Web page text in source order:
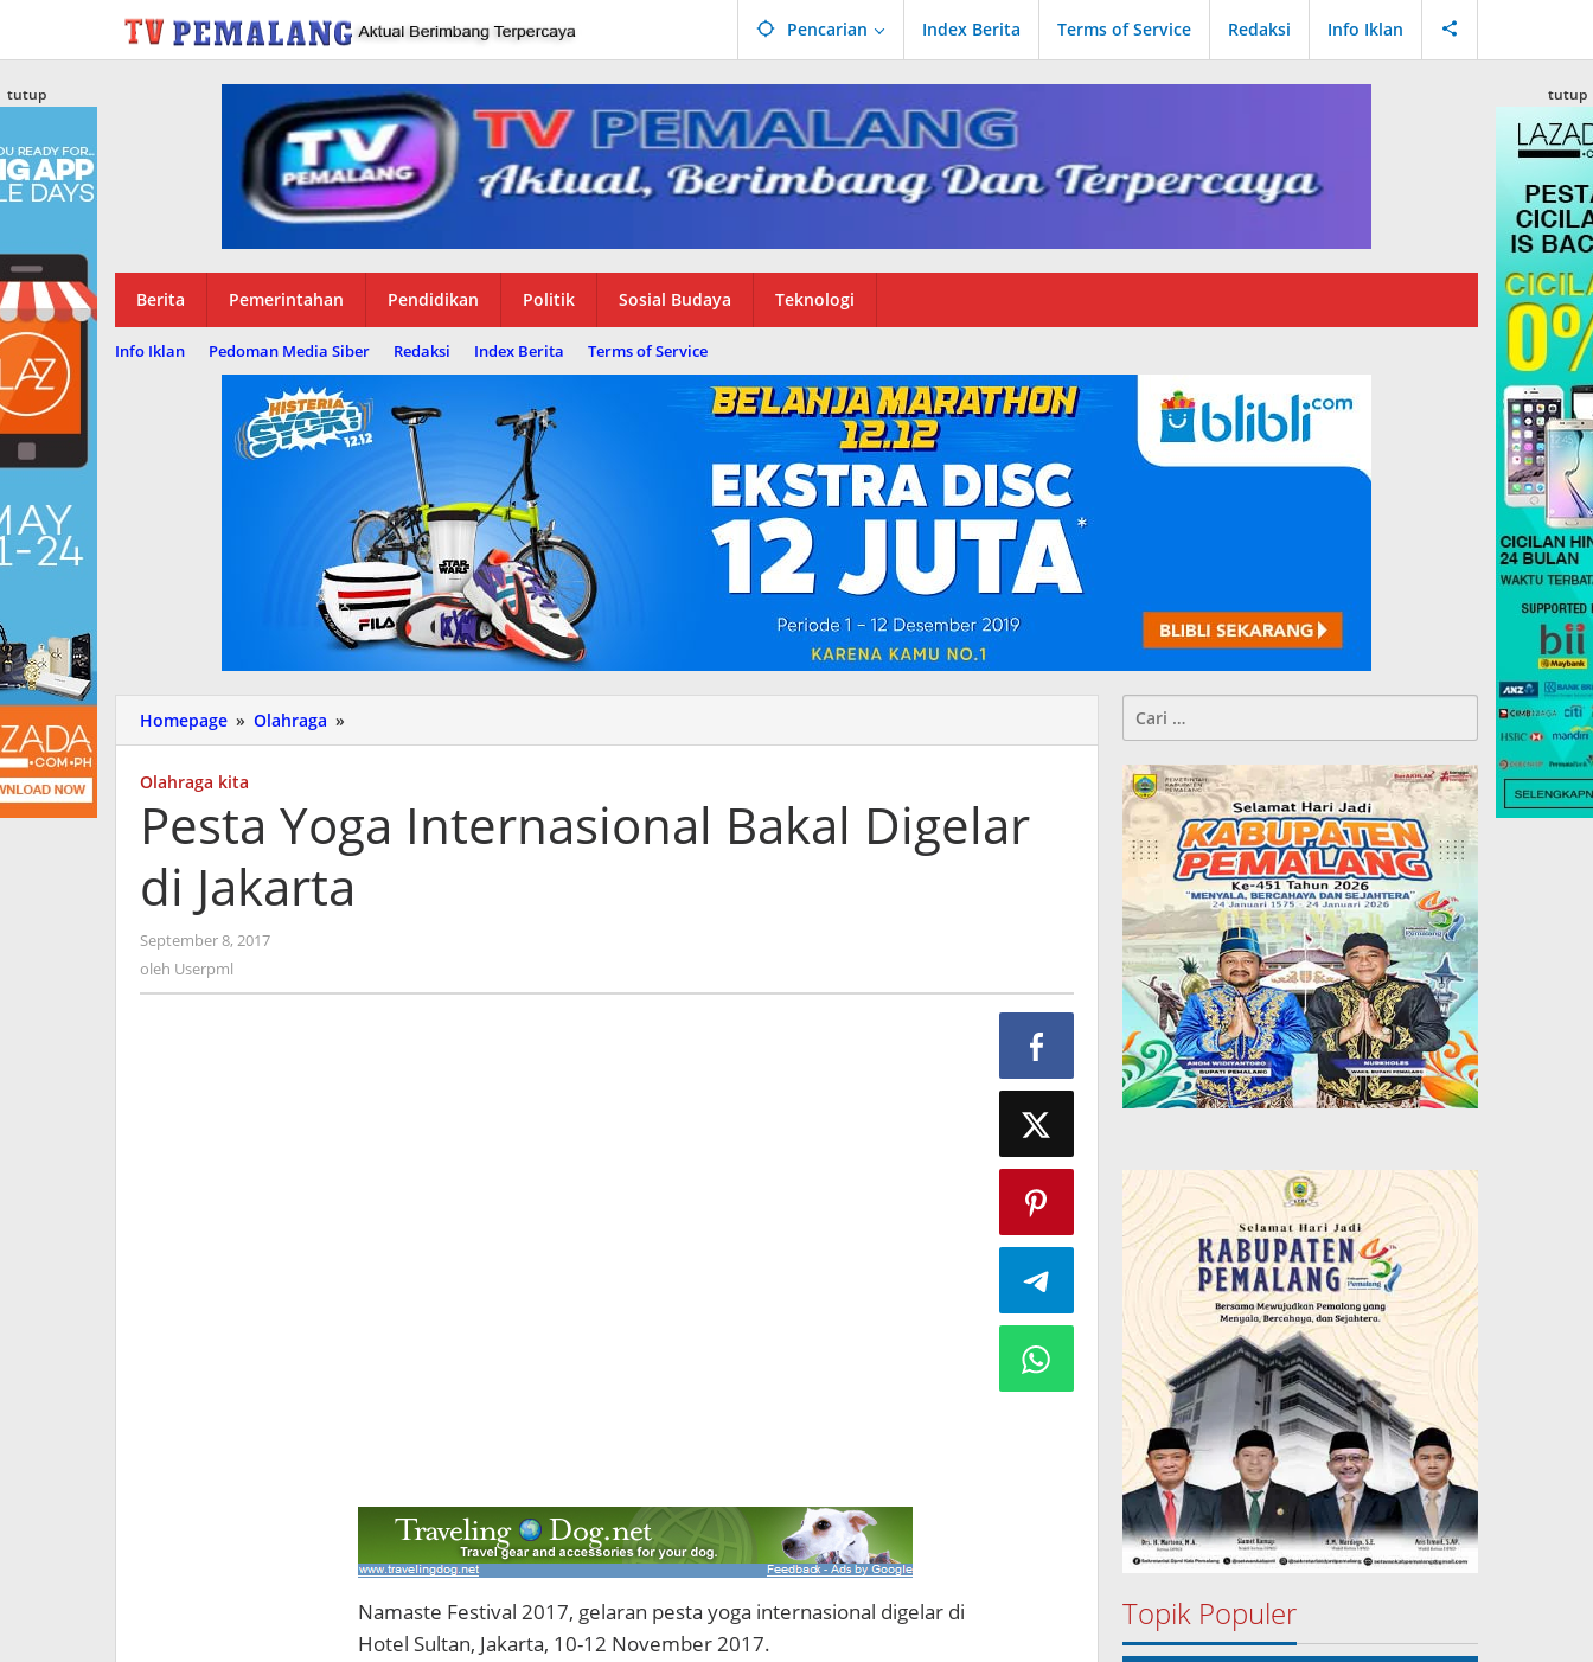
konten
Pencarian Index Berita Terms of Service Redaksi Info Iklan
Berita Pemerintahan Pendidikan Politik Sosial Budaya Teknologi
Info Iklan Pedoman Media Siber Redaksi Index Berita Terms of Service
tutup tutup
Homepage » Olahraga »
Yoga
Digelar
di
Olahraga kita
Pesta Yoga Internasional Bakal Digelar
di Jakarta
September 8, 2017
oleh Userpml
Namaste Festival 2017, gelaran pesta yoga internasional digelar di
Hotel Sultan, Jakarta, 10-12 November 2017.
Cari
Topik Populer